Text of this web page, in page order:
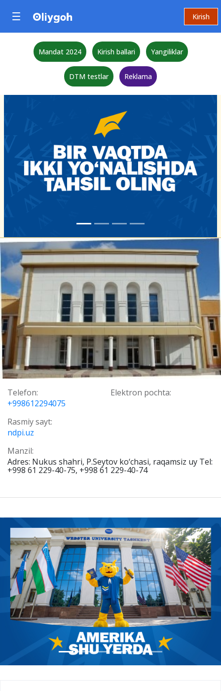
Kirish
Mandat 2024 Kirish ballari Yangiliklar
DTM testlar Reklama
Telefon:
+998612294075
Elektron pochta:
Rasmiy sayt:
ndpi.uz
Manzil:
Adres: Nukus shahri, P.Seytov ko‘chasi, raqamsiz uy Tel:
+998 61 229-40-75, +998 61 229-40-74